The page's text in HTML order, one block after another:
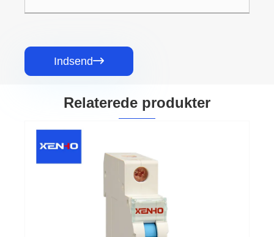
Indsend
Relaterede produkter